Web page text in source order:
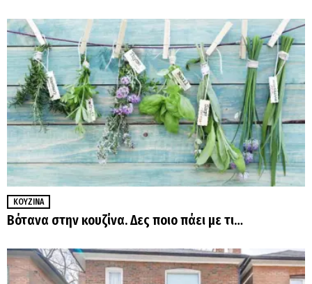
ΚΟΥΖΊΝΑ
Βότανα στην κουζίνα. Δες ποιο πάει με τι…